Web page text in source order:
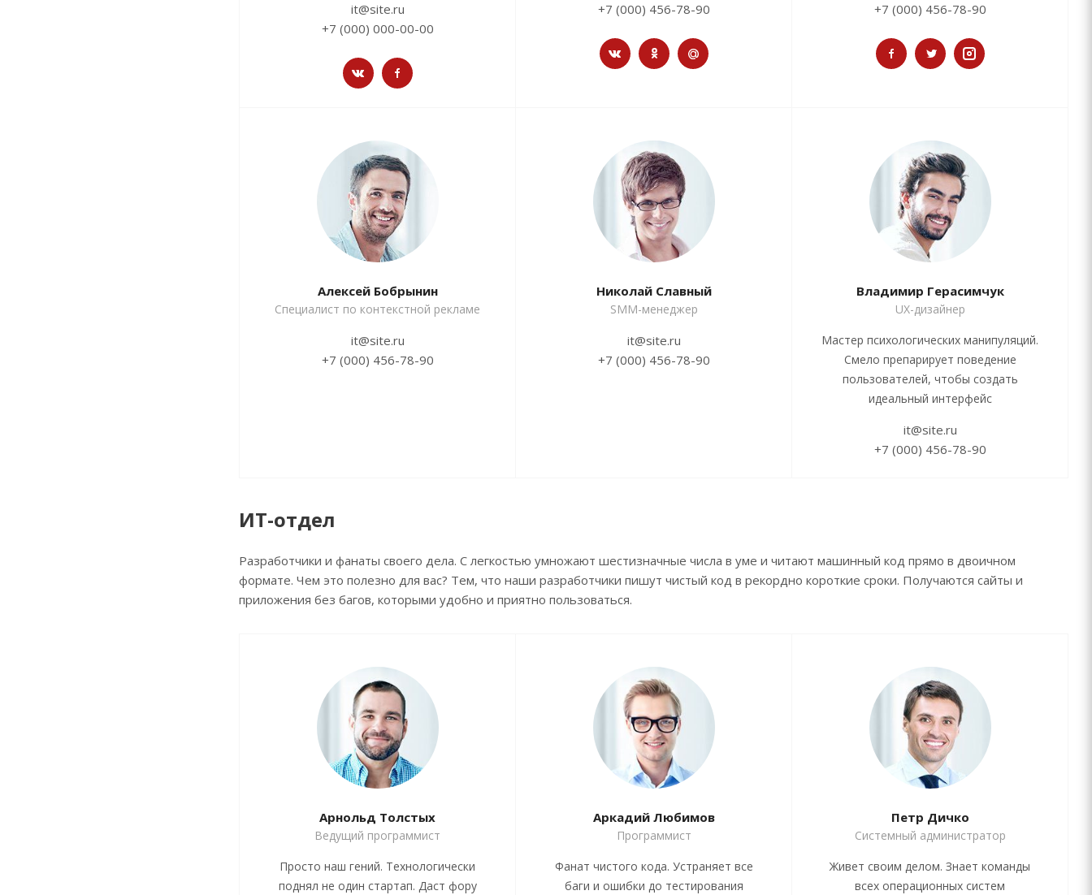
it@site.ru
+7 (000) 000-00-00
+7 (000) 456-78-90
+7 (000) 456-78-90
Алексей Бобрынин
Специалист по контекстной рекламе
it@site.ru
+7 (000) 456-78-90
Николай Славный
SMM-менеджер
it@site.ru
+7 (000) 456-78-90
Владимир Герасимчук
UX-дизайнер
Мастер психологических манипуляций.
Смело препарирует поведение
пользователей, чтобы создать
идеальный интерфейс
it@site.ru
+7 (000) 456-78-90
ИТ-отдел
Разработчики и фанаты своего дела. С легкостью умножают шестизначные числа в уме и читают машинный код прямо в двоичном
формате. Чем это полезно для вас? Тем, что наши разработчики пишут чистый код в рекордно короткие сроки. Получаются сайты и
приложения без багов, которыми удобно и приятно пользоваться.
Арнольд Толстых
Ведущий программист
Просто наш гений. Технологически
поднял не один стартап. Даст фору
Аркадий Любимов
Программист
Фанат чистого кода. Устраняет все
баги и ошибки до тестирования
Петр Дичко
Системный администратор
Живет своим делом. Знает команды
всех операционных систем